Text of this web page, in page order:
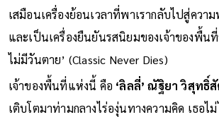
เสมือนเครื่องย้อนเวลาที่พาเรากลับไปสู่ความ
และเป็นเครื่องยืนยันรสนิยมของเจ้าของพื้นที่
ไม่มีวันตาย’ (Classic Never Dies)
เจ้าของพื้นที่แห่งนี้ คือ ‘ลิลลี่’ ณัฐิยา วิสุทธิ์
เติบโตมาท่ามกลางไร่องุ่นทางความคิด เธอไ